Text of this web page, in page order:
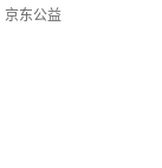
京东公益